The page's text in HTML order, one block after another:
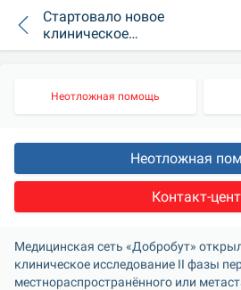
Стартовало новое
клиническое
исследование
лёгких
Неотложная помощь
Неотложная
Контакт-
Медицинская сеть «Добробут»
клиническое исследование II фазы
местнораспространённого или